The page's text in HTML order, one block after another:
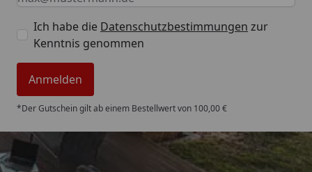
Ich habe die Datenschutzbestimmungen zur
Kenntnis genommen
Anmelden
*Der Gutschein gilt ab einem Bestellwert von 100,00 €